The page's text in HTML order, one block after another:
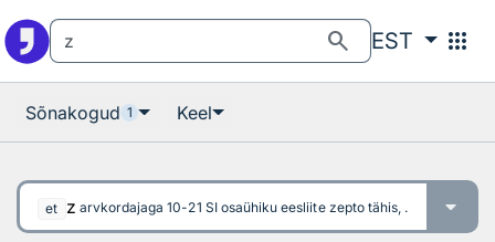
search EST apps
Sõnakogud 1 Keel
et z arvkordajaga 10-21 SI osaühiku eesliite zepto tähis, symbol of